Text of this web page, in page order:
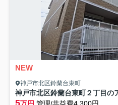
NEW
神戸市北区鈴蘭台東町
神戸市北区鈴蘭台東町２丁目の